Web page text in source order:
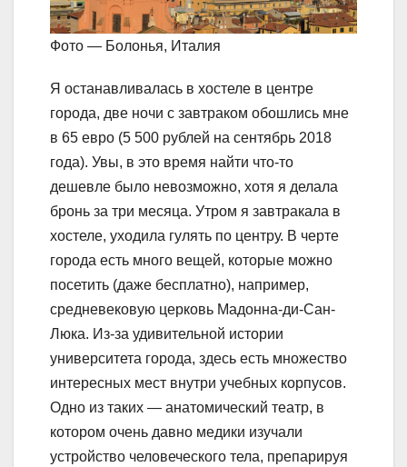
Фото — Болонья, Италия
Я останавливалась в хостеле в центре
города, две ночи с завтраком обошлись мне
в 65 евро (5 500 рублей на сентябрь 2018
года). Увы, в это время найти что-то
дешевле было невозможно, хотя я делала
бронь за три месяца. Утром я завтракала в
хостеле, уходила гулять по центру. В черте
города есть много вещей, которые можно
посетить (даже бесплатно), например,
средневековую церковь Мадонна-ди-Сан-
Люка. Из-за удивительной истории
университета города, здесь есть множество
интересных мест внутри учебных корпусов.
Одно из таких — анатомический театр, в
котором очень давно медики изучали
устройство человеческого тела, препарируя